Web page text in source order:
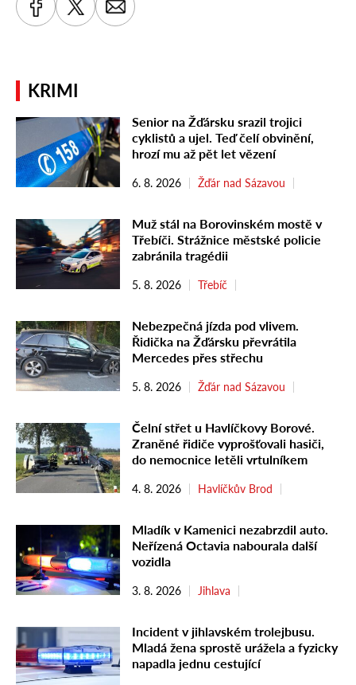
KRIMI
Senior na Žďársku srazil trojici
cyklistů a ujel. Teď čelí obvinění,
hrozí mu až pět let vězení
6. 8. 2026 Žďár nad Sázavou
Muž stál na Borovinském mostě v
Třebíči. Strážnice městské policie
zabránila tragédii
5. 8. 2026 Třebíč
Nebezpečná jízda pod vlivem.
Řidička na Žďársku převrátila
Mercedes přes střechu
5. 8. 2026 Žďár nad Sázavou
Čelní střet u Havlíčkovy Borové.
Zraněné řidiče vyprošťovali hasiči,
do nemocnice letěli vrtulníkem
4. 8. 2026 Havlíčkův Brod
Mladík v Kamenici nezabrzdil auto.
Neřízená Octavia nabourala další
vozidla
3. 8. 2026 Jihlava
Incident v jihlavském trolejbusu.
Mladá žena sprostě urážela a fyzicky
napadla jednu cestující